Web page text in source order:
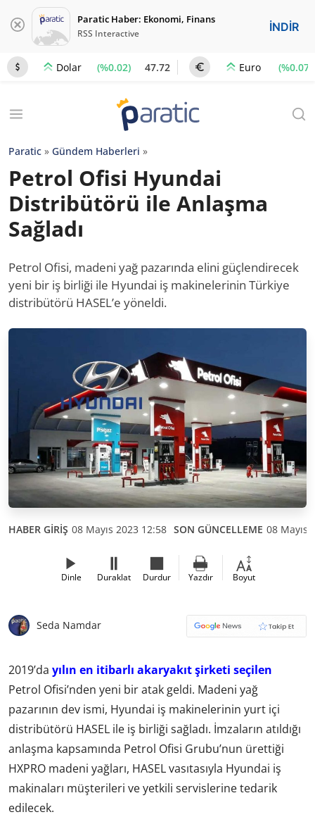
Paratic Haber: Ekonomi, Finans
RSS Interactive İNDİR
Dolar (%0.02) 47.72 Euro (%0.07)
Paratic » Gündem Haberleri »
Petrol Ofisi Hyundai
Distribütörü ile Anlaşma
Sağladı
Petrol Ofisi, madeni yağ pazarında elini güçlendirecek
yeni bir iş birliği ile Hyundai iş makinelerinin Türkiye
distribütörü HASEL’e yöneldi.
HABER GİRİŞ 08 Mayıs 2023 12:58 SON GÜNCELLEME 08 Mayıs
Dinle Duraklat Durdur Yazdır Boyut
Seda Namdar
2019’da yılın en itibarlı akaryakıt şirketi seçilen
Petrol Ofisi’nden yeni bir atak geldi. Madeni yağ
pazarının dev ismi, Hyundai iş makinelerinin yurt içi
distribütörü HASEL ile iş birliği sağladı. İmzaların atıldığı
anlaşma kapsamında Petrol Ofisi Grubu’nun ürettiği
HXPRO madeni yağları, HASEL vasıtasıyla Hyundai iş
makinaları müşterileri ve yetkili servislerine tedarik
edilecek.